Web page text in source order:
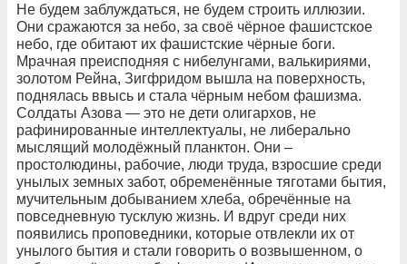
Не будем заблуждаться, не будем строить иллюзии.
Они сражаются за небо, за своё чёрное фашистское
небо, где обитают их фашистские чёрные боги.
Мрачная преисподняя с нибелунгами, валькириями,
золотом Рейна, Зигфридом вышла на поверхность,
поднялась ввысь и стала чёрным небом фашизма.
Солдаты Азова — это не дети олигархов, не
рафинированные интеллектуалы, не либерально
мыслящий молодёжный планктон. Они –
простолюдины, рабочие, люди труда, взросшие среди
унылых земных забот, обременённые тяготами бытия,
мучительным добыванием хлеба, обречённые на
повседневную тусклую жизнь. И вдруг среди них
появились проповедники, которые отвлекли их от
унылого бытия и стали говорить о возвышенном, о